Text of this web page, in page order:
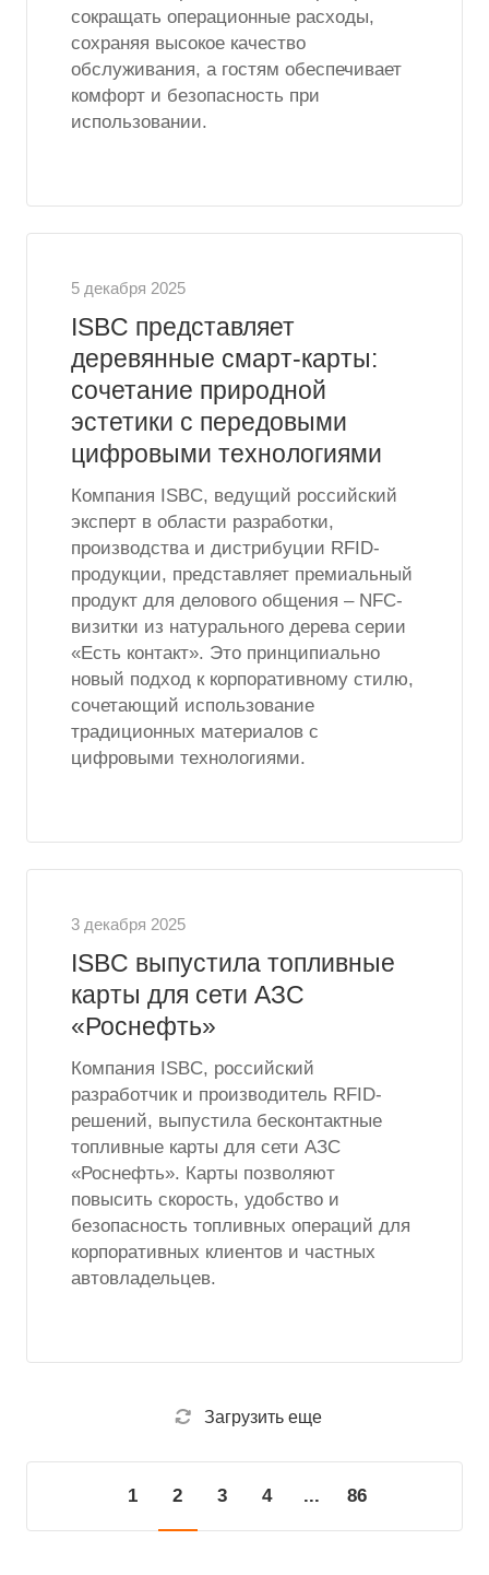
сокращать операционные расходы,
сохраняя высокое качество
обслуживания, а гостям обеспечивает
комфорт и безопасность при
использовании.
5 декабря 2025
ISBC представляет
деревянные смарт-карты:
сочетание природной
эстетики с передовыми
цифровыми технологиями
Компания ISBC, ведущий российский
эксперт в области разработки,
производства и дистрибуции RFID-
продукции, представляет премиальный
продукт для делового общения – NFC-
визитки из натурального дерева серии
«Есть контакт». Это принципиально
новый подход к корпоративному стилю,
сочетающий использование
традиционных материалов с
цифровыми технологиями.
3 декабря 2025
ISBC выпустила топливные
карты для сети АЗС
«Роснефть»
Компания ISBC, российский
разработчик и производитель RFID-
решений, выпустила бесконтактные
топливные карты для сети АЗС
«Роснефть». Карты позволяют
повысить скорость, удобство и
безопасность топливных операций для
корпоративных клиентов и частных
автовладельцев.
Загрузить еще
1 2 3 4 ... 86